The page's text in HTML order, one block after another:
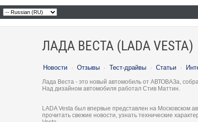
ЛАДА ВЕСТА (LADA VESTA)
Новости · Отзывы · Тест-драйвы · Статьи ·
Лада Веста - это новый автомобиль от АВТОВАЗа,
Над дизайном автомобиля работал Стив Маттин.
LADA Vesta был впервые представлен на Московском
прочитать свежие новости, узнать технические